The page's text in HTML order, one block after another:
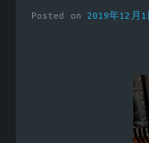
Posted on 2019年12月1